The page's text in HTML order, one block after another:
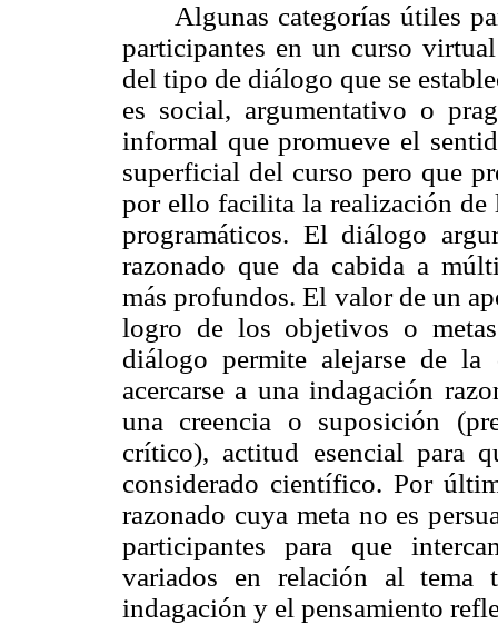
Algunas categorías útiles
participantes en un curso
del tipo de diálogo que se
es social, argumentativo o
informal que promueve el
superficial del curso pero que
por ello facilita la realización de
programáticos. El diálogo
razonado que da cabida a
más profundos. El valor de un
logro de los objetivos o
diálogo permite alejarse de la
acercarse a una indagación
una creencia o suposición
crítico), actitud esencial para
considerado científico. Por
razonado cuya meta no es
participantes para que
variados en relación al
indagación y el pensamiento